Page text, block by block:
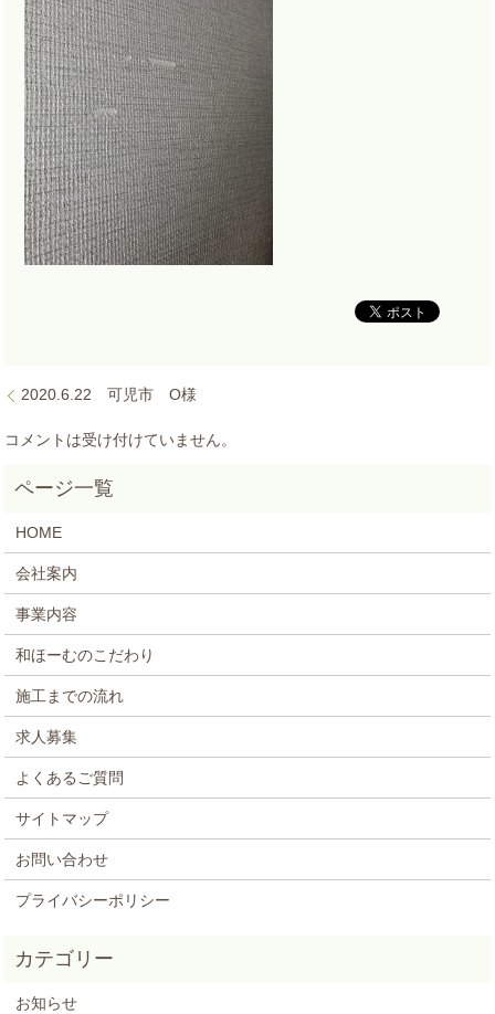
2020.6.22 可児市 O様
コメントは受け付けていません。
HOME
会社案内
事業内容
和ほーむのこだわり
施工までの流れ
求人募集
よくあるご質問
サイトマップ
お問い合わせ
プライバシーポリシー
お知らせ